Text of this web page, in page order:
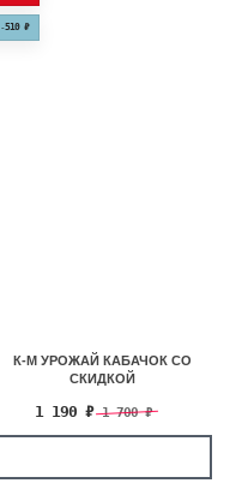
-510 ₽
К-М УРОЖАЙ КАБАЧОК СО
СКИДКОЙ
1 190 ₽ 1 700₽